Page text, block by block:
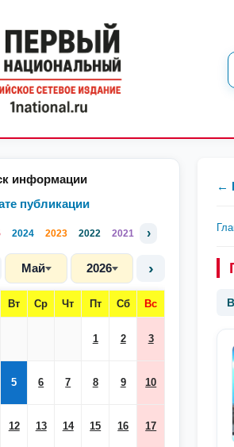
информации
публикации
2024 2023 2022 2021 ›
Май 2026 ›
Вт Ср Чт Пт Сб Вс
1 2 3
5 6 7 8 9 10
12 13 14 15 16 17
←